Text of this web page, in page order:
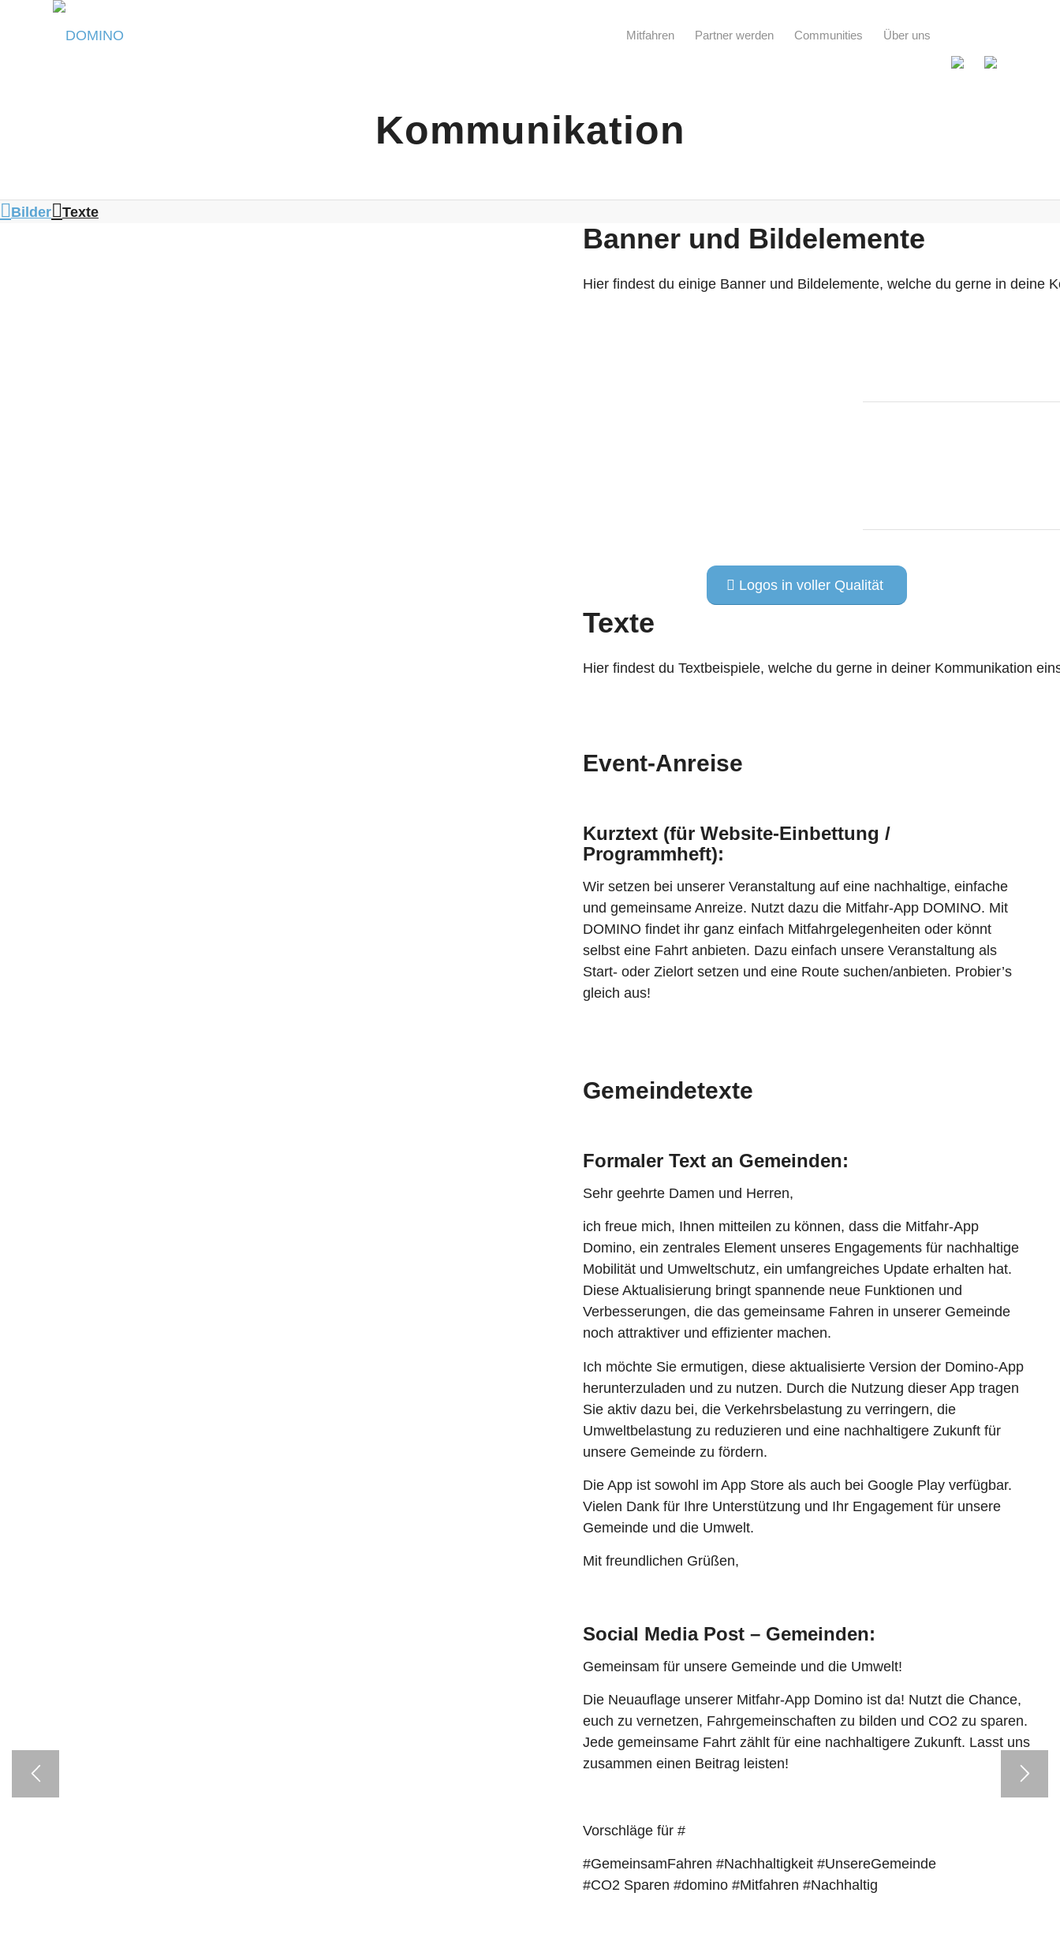
Mitfahren Partner werden Communities Über uns
Kommunikation
Bilder Texte
Banner und Bildelemente
Hier findest du einige Banner und Bildelemente, welche du gerne in deine
Logos in voller Qualität
Texte
Hier findest du Textbeispiele, welche du gerne in deiner Kommunikation
Event-Anreise
Kurztext (für Website-Einbettung /
Programmheft):
Wir setzen bei unserer Veranstaltung auf eine nachhaltige, einfache
und gemeinsame Anreize. Nutzt dazu die Mitfahr-App DOMINO. Mit
DOMINO findet ihr ganz einfach Mitfahrgelegenheiten oder könnt
selbst eine Fahrt anbieten. Dazu einfach unsere Veranstaltung als
Start- oder Zielort setzen und eine Route suchen/anbieten. Probier’s
gleich aus!
Gemeindetexte
Formaler Text an Gemeinden:
Sehr geehrte Damen und Herren,
ich freue mich, Ihnen mitteilen zu können, dass die Mitfahr-App
Domino, ein zentrales Element unseres Engagements für nachhaltige
Mobilität und Umweltschutz, ein umfangreiches Update erhalten hat.
Diese Aktualisierung bringt spannende neue Funktionen und
Verbesserungen, die das gemeinsame Fahren in unserer Gemeinde
noch attraktiver und effizienter machen.
Ich möchte Sie ermutigen, diese aktualisierte Version der Domino-App
herunterzuladen und zu nutzen. Durch die Nutzung dieser App tragen
Sie aktiv dazu bei, die Verkehrsbelastung zu verringern, die
Umweltbelastung zu reduzieren und eine nachhaltigere Zukunft für
unsere Gemeinde zu fördern.
Die App ist sowohl im App Store als auch bei Google Play verfügbar.
Vielen Dank für Ihre Unterstützung und Ihr Engagement für unsere
Gemeinde und die Umwelt.
Mit freundlichen Grüßen,
Social Media Post – Gemeinden:
Gemeinsam für unsere Gemeinde und die Umwelt!
Die Neuauflage unserer Mitfahr-App Domino ist da! Nutzt die Chance,
euch zu vernetzen, Fahrgemeinschaften zu bilden und CO2 zu sparen.
Jede gemeinsame Fahrt zählt für eine nachhaltigere Zukunft. Lasst uns
zusammen einen Beitrag leisten!
Vorschläge für #
#GemeinsamFahren #Nachhaltigkeit #UnsereGemeinde
#CO2 Sparen #domino #Mitfahren #Nachhaltig